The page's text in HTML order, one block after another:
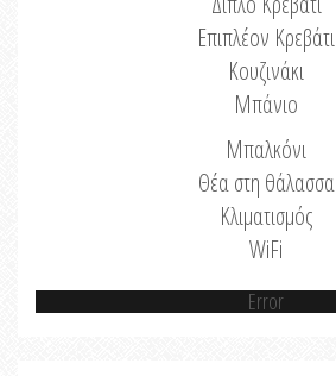
Επιπλέον Κρεβάτι
Κουζινάκι
Μπάνιο
Μπαλκόνι
Θέα στη θάλασσα
Κλιματισμός
WiFi
Error